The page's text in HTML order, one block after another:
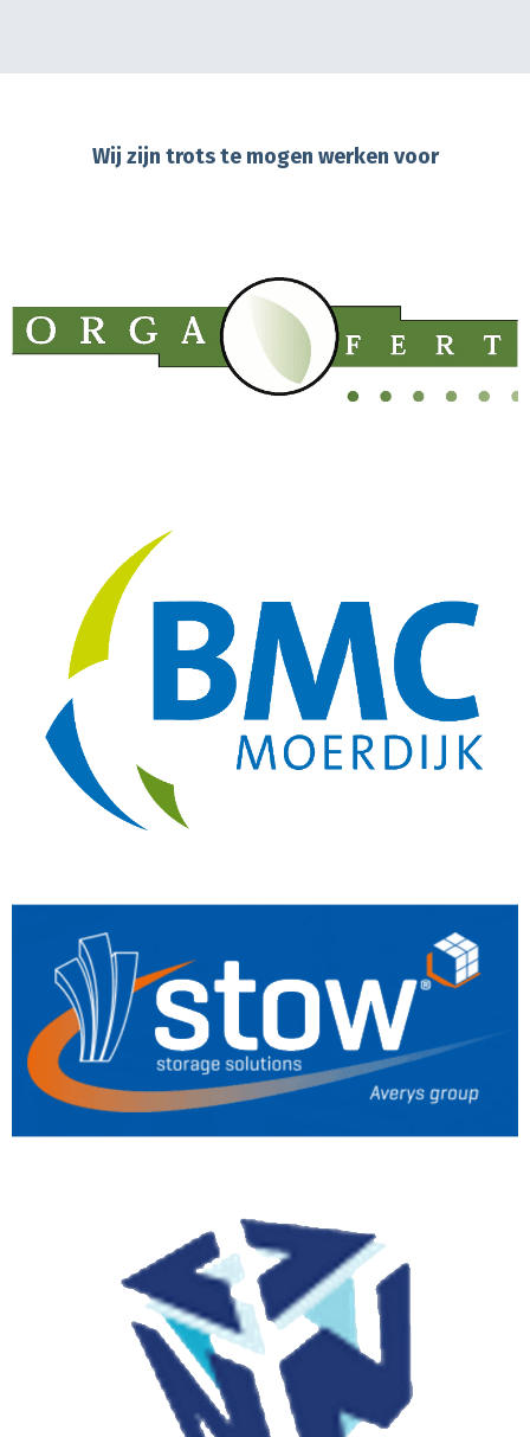
Wij zijn trots te mogen werken voor